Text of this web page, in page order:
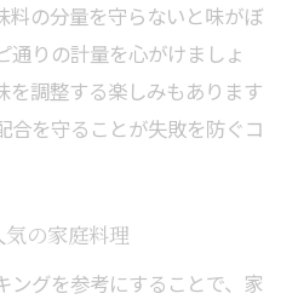
料の分量を守らないと味がぼ
通りの計量を心がけましょ
を調整する楽しみもあります
合を守ることが失敗を防ぐコ
の家庭料理
ングを参考にすることで、家